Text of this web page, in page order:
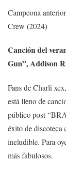
Campeona
Crew (2024)
Canción del
Gun”, Addison
Fans de Charli
está lleno de
público post-
éxito de discoteca
ineludible. Para
más fabulosos.